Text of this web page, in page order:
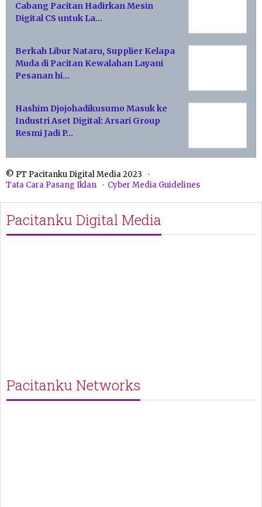
Cabang Pacitan Hadirkan Mesin
Digital CS untuk La…
Berkah Libur Nataru, Supplier Kelapa
Muda di Pacitan Kewalahan Layani
Pesanan hi…
Hashim Djojohadikusumo Masuk ke
Industri Aset Digital: Arsari Group
Resmi Jadi P…
© PT Pacitanku Digital Media 2023
Tata Cara Pasang Iklan
Cyber Media Guidelines
Pacitanku Digital Media
Pacitanku Networks